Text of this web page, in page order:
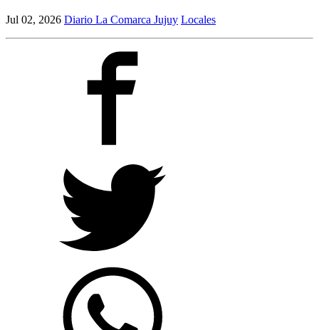
Jul 02, 2026 Diario La Comarca Jujuy Locales